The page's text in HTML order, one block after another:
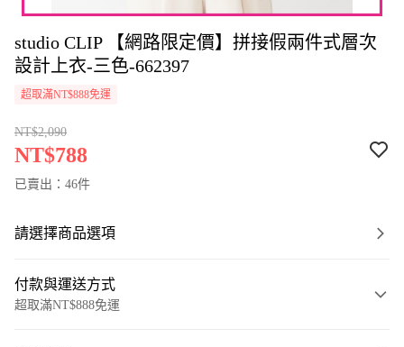
studio CLIP 【網路限定價】拼接假兩件式層次
設計上衣-三色-662397
超取滿NT$888免運
NT$2,090
NT$788
已賣出：46件
請選擇商品選項
付款與運送方式
超取滿NT$888免運